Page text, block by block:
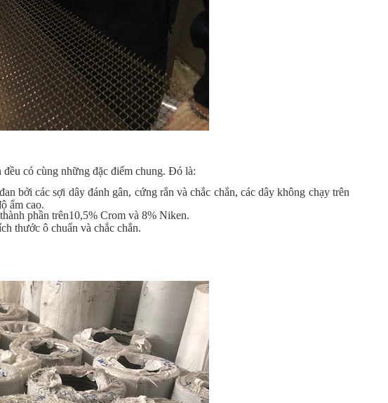
có cùng những đặc điểm chung. Đó là:
bởi các sợi dây đánh gân, cứng rắn và chắc chắn, các dây không chạy trên
ẩm cao.
phần trên10,5% Crom và 8% Niken.
thước ô chuẩn và chắc chắn.